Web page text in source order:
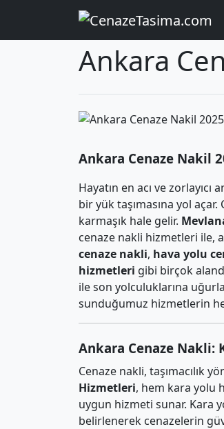
Anasayfa Bölgeler
Ankara
Ankara Cenaze Nakil
Hayatın en acı ve
bir yük taşımasına yol
karmaşık hale gelir.
cenaze nakli hizmetleri ile,
cenaze nakli, hava yolu
hizmetleri gibi birçok
ile son yolculuklarına
sunduğumuz hizmetlerin
Ankara Cenaze Nakli:
Cenaze nakli, taşımacılık
Hizmetleri, hem kara yolu
uygun hizmeti sunar. Kara
belirlenerek cenazelerin